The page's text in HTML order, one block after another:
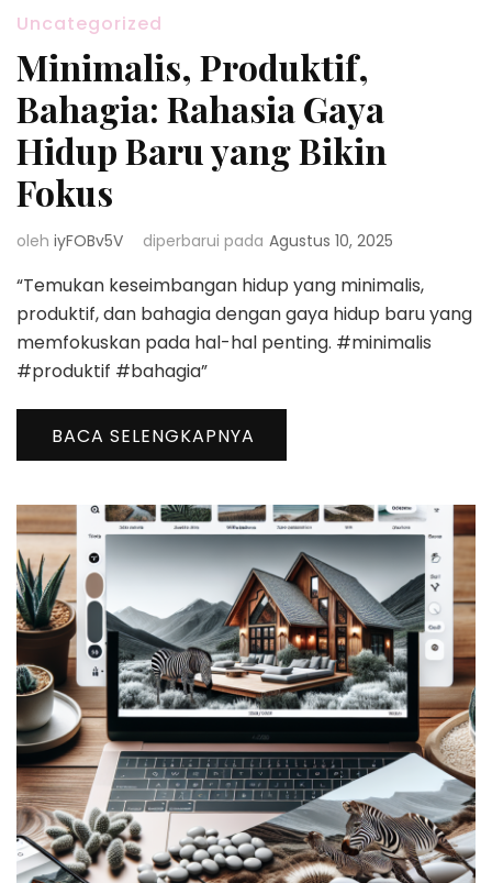
Uncategorized
Minimalis, Produktif,
Bahagia: Rahasia Gaya
Hidup Baru yang Bikin
Fokus
oleh iyFOBv5V diperbarui pada Agustus 10, 2025
“Temukan keseimbangan hidup yang minimalis,
produktif, dan bahagia dengan gaya hidup baru yang
memfokuskan pada hal-hal penting. #minimalis
#produktif #bahagia”
BACA SELENGKAPNYA